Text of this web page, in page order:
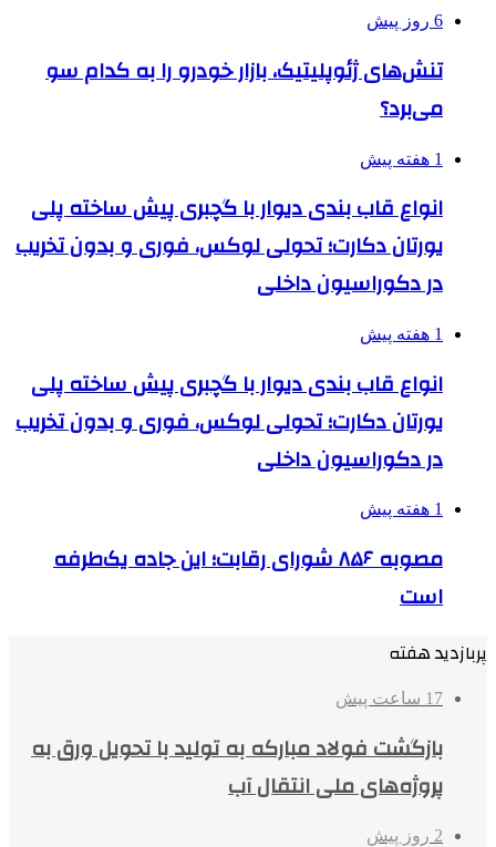
6 روز پیش
تنش‌های ژئوپلیتیک، بازار خودرو را به کدام سو
می‌برد؟
1 هفته پیش
انواع قاب بندی دیوار با گچبری پیش ساخته پلی
یورتان دکارت؛ تحولی لوکس، فوری و بدون تخریب
در دکوراسیون داخلی
1 هفته پیش
انواع قاب بندی دیوار با گچبری پیش ساخته پلی
یورتان دکارت؛ تحولی لوکس، فوری و بدون تخریب
در دکوراسیون داخلی
1 هفته پیش
مصوبه ۸۵۶ شورای رقابت؛ این جاده یک‌طرفه
است
پربازدید هفته
17 ساعت پیش
بازگشت فولاد مبارکه به تولید با تحویل ورق به
پروژه‌های ملی انتقال آب
2 روز پیش